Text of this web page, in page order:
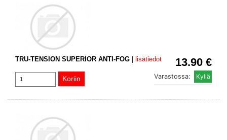
13.90 €
TRU-TENSION SUPERIOR ANTI-FOG lisätiedot
Varastossa: